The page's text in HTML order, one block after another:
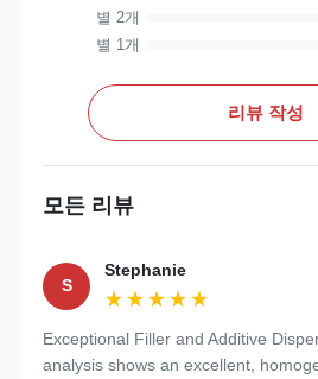
별 2개
별 1개
리뷰 작성
모든 리뷰
S
Stephanie
★★★★★
★★★★★
Exceptional Filler and Additive
analysis shows an excellent,